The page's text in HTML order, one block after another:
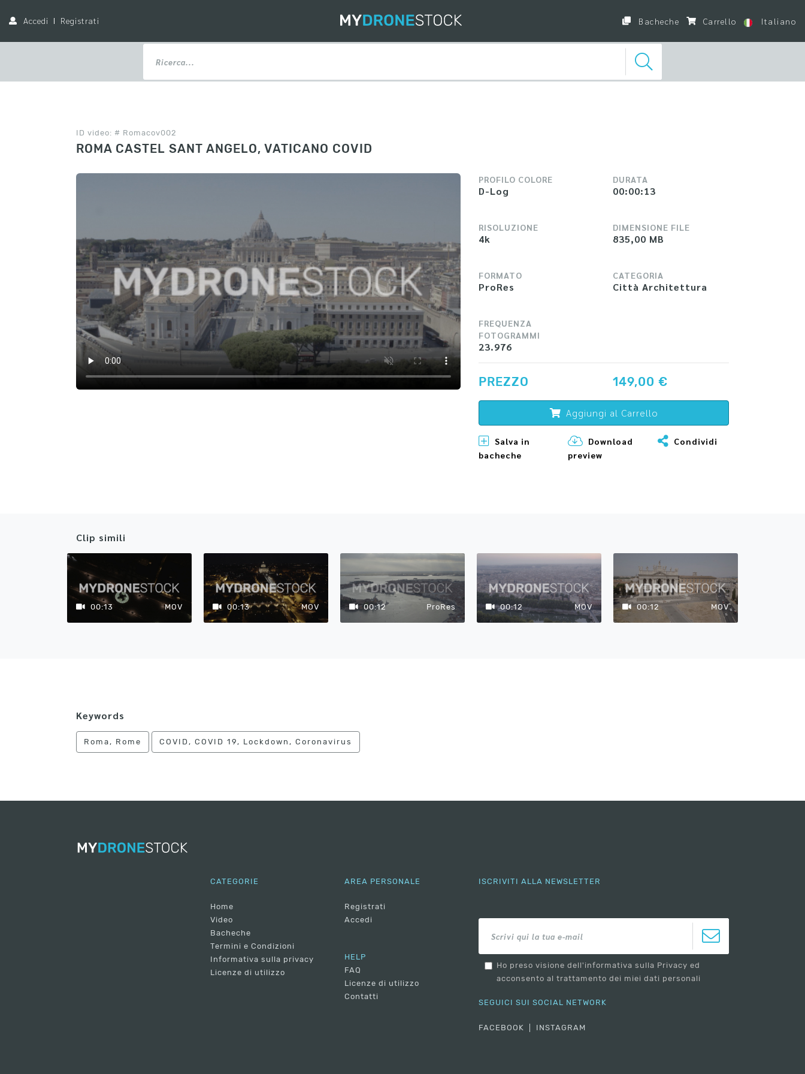
Accedi Registrati Bacheche Carrello Italiano
ID video: # Romacov002
ROMA CASTEL SANT ANGELO, VATICANO COVID
PROFILO COLORE
D-Log
RISOLUZIONE
4k
FORMATO
ProRes
FREQUENZA
FOTOGRAMMI
23.976
DURATA
00:00:13
DIMENSIONE FILE
835,00 MB
CATEGORIA
Città Architettura
PREZZO 149,00 €
Aggiungi al Carrello
Salva in
bacheche
Download
preview
Condividi
Clip simili
00:13 MOV 00:13 MOV 00:12 ProRes 00:12 MOV 00:12 MOV
Keywords
Roma, Rome COVID, COVID 19, Lockdown, Coronavirus
CATEGORIE
Home
Video
Bacheche
Termini e Condizioni
Informativa sulla privacy
Licenze di utilizzo
AREA PERSONALE
Registrati
Accedi
HELP
FAQ
Licenze di utilizzo
Contatti
ISCRIVITI ALLA NEWSLETTER
Ho preso visione dell'informativa sulla Privacy ed
acconsento al trattamento dei miei dati personali
SEGUICI SUI SOCIAL NETWORK
FACEBOOK INSTAGRAM